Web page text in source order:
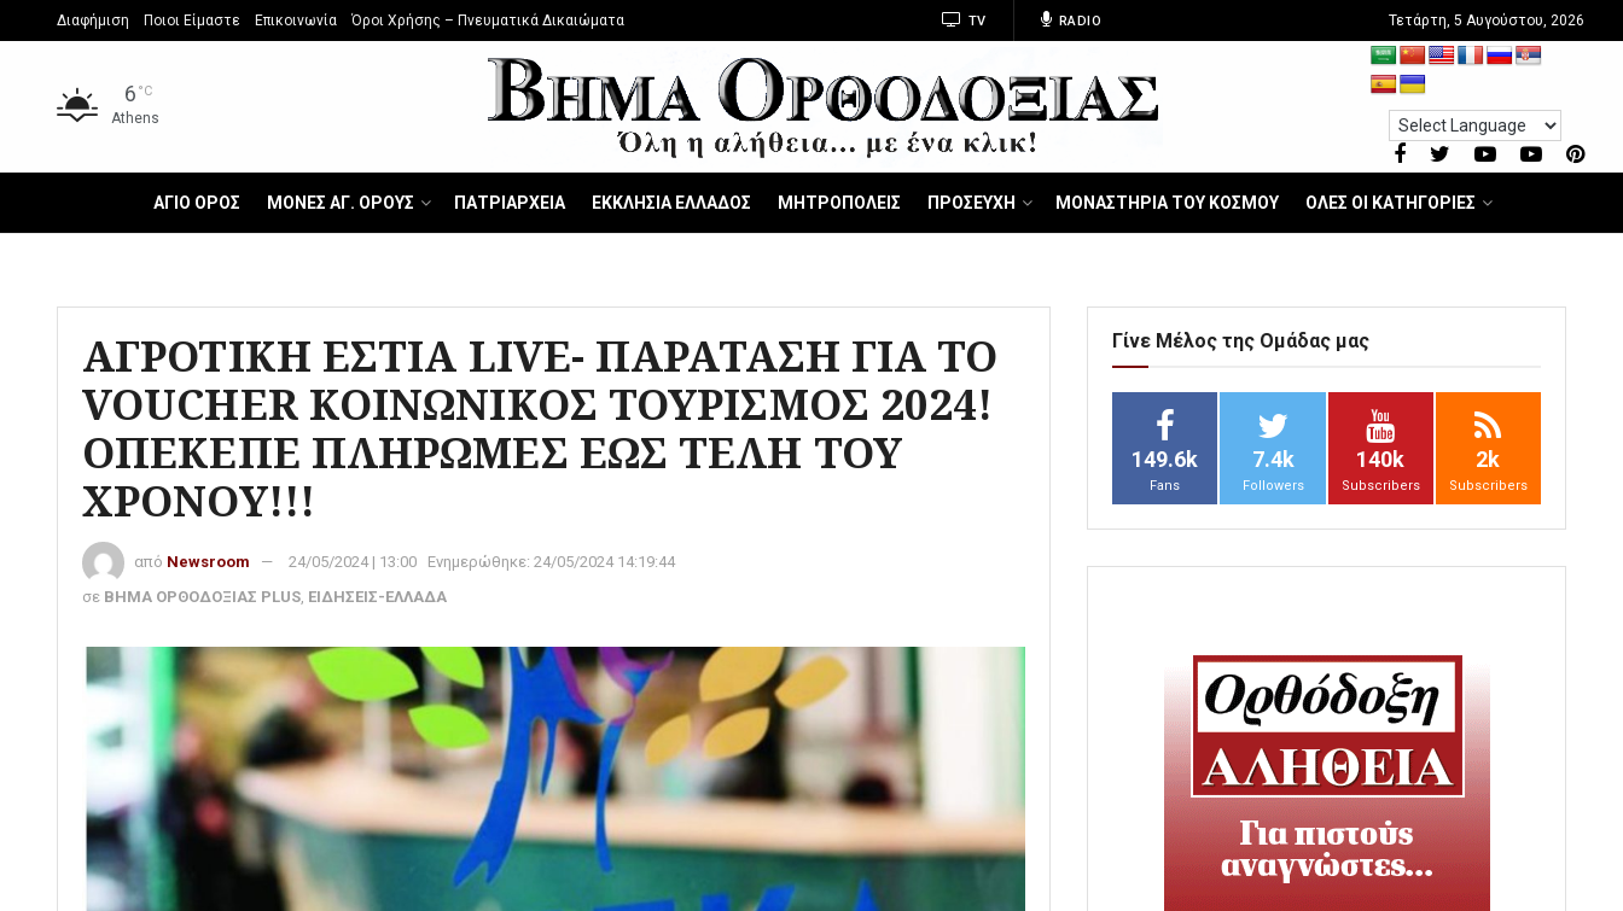
Διαφήμιση Ποιοι Είμαστε Επικοινωνία Όροι Χρήσης – Πνευματικά Δικαιώματα TV RADIO Τετάρτη, 5 Αυγούστου, 2026
6 °C
Athens
ΑΓΙΟ ΟΡΟΣ ΜΟΝΕΣ ΑΓ. ΟΡΟΥΣ ΠΑΤΡΙΑΡΧΕΙΑ ΕΚΚΛΗΣΙΑ ΕΛΛΑΔΟΣ ΜΗΤΡΟΠΟΛΕΙΣ ΠΡΟΣΕΥΧΗ ΜΟΝΑΣΤΗΡΙΑ ΤΟΥ ΚΟΣΜΟΥ ΟΛΕΣ ΟΙ ΚΑΤΗΓΟΡΙΕΣ
ΑΓΡΟΤΙΚΗ ΕΣΤΙΑ LIVE- ΠΑΡΑΤΑΣΗ ΓΙΑ ΤΟ
VOUCHER ΚΟΙΝΩΝΙΚΟΣ ΤΟΥΡΙΣΜΟΣ 2024!
ΟΠΕΚΕΠΕ ΠΛΗΡΩΜΕΣ ΕΩΣ ΤΕΛΗ ΤΟΥ
ΧΡΟΝΟΥ!!!
από Newsroom 24/05/2024 | 13:00 Ενημερώθηκε: 24/05/2024 14:19:44
σε ΒΗΜΑ ΟΡΘΟΔΟΞΙΑΣ PLUS, ΕΙΔΗΣΕΙΣ-ΕΛΛΑΔΑ
Γίνε Μέλος της Ομάδας μας
149.6k
Fans
7.4k
Followers
140k
Subscribers
2k
Subscribers